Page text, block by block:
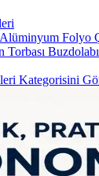
Alüminyum Folyo
Torbası
Kategorisini